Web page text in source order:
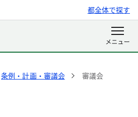
都全体で探す
条例・計画・審議会 審議会